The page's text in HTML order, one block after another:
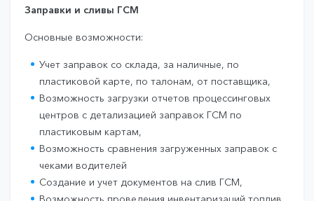
Заправки и сливы ГСМ
Основные возможности:
Учет заправок со склада, за наличные, по
пластиковой карте, по талонам, от поставщика,
Возможность загрузки отчетов процессинговых
центров с детализацией заправок ГСМ по
пластиковым картам,
Возможность сравнения загруженных заправок с
чеками водителей
Создание и учет документов на слив ГСМ,